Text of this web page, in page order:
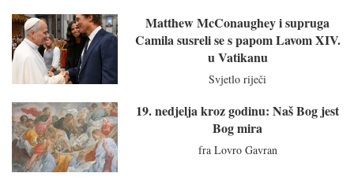
Matthew McConaughey i supruga
Camila susreli se s papom Lavom XIV.
u Vatikanu
Svjetlo riječi
19. nedjelja kroz godinu: Naš Bog jest
Bog mira
fra Lovro Gavran